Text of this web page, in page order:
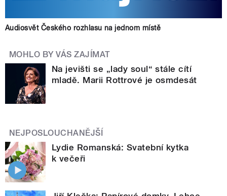
Audiosvět Českého rozhlasu na jednom místě
MOHLO BY VÁS ZAJÍMAT
Na jevišti se „lady soul“ stále cítí
mladě. Marii Rottrové je osmdesát
NEJPOSLOUCHANĚJŠÍ
Lydie Romanská: Svatební kytka
k večeři